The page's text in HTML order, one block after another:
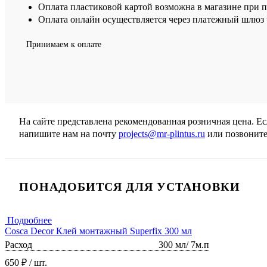
Оплата пластиковой картой возможна в магазине при
Оплата онлайн осуществляется через платежный шлюз
Принимаем к оплате
На сайте представлена рекомендованная розничная
напишите нам на почту projects@mr-plintus.ru или
ПОНАДОБИТСЯ ДЛЯ УСТАНОВКИ
Подробнее
Cosca Decor Клей монтажный Superfix 300 мл
Расход
300 мл/ 7м.п
650 ₽ / шт.